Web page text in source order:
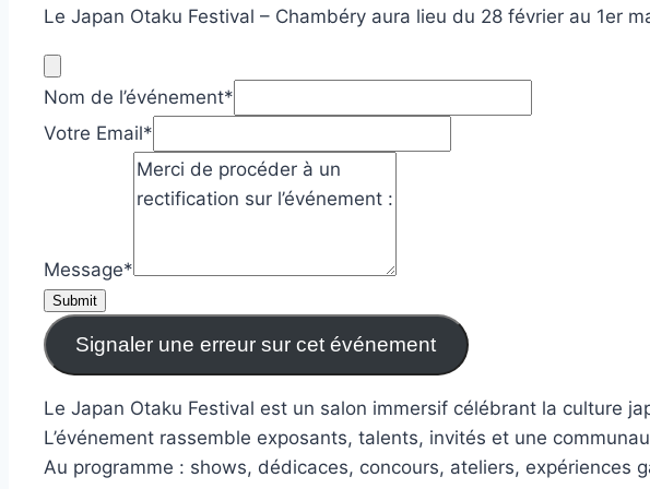
Le Japan Otaku Festival – Chambéry aura lieu du 28 février au 1er
Nom de l’événement*
Votre Email*
Message*
Submit
Signaler une erreur sur cet événement
Le Japan Otaku Festival est un salon immersif célébrant la culture
L’événement rassemble exposants, talents, invités et une
Au programme : shows, dédicaces, concours, ateliers, expériences